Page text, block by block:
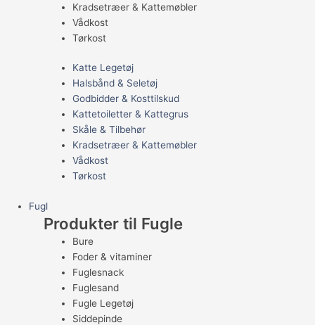
Kradsetræer & Kattemøbler
Vådkost
Tørkost
Katte Legetøj
Halsbånd & Seletøj
Godbidder & Kosttilskud
Kattetoiletter & Kattegrus
Skåle & Tilbehør
Kradsetræer & Kattemøbler
Vådkost
Tørkost
Fugl
Produkter til Fugle
Bure
Foder & vitaminer
Fuglesnack
Fuglesand
Fugle Legetøj
Siddepinde